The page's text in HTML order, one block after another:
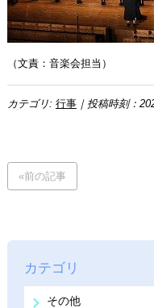
（文責：音楽会担当）
カテゴリ: 行事｜投稿時刻：
«前の記事
カテゴリ
その他